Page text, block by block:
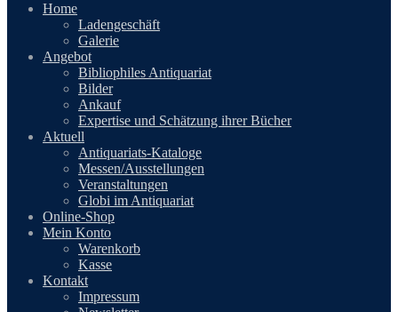
Home
Ladengeschäft
Galerie
Angebot
Bibliophiles Antiquariat
Bilder
Ankauf
Expertise und Schätzung ihrer Bücher
Aktuell
Antiquariats-Kataloge
Messen/Ausstellungen
Veranstaltungen
Globi im Antiquariat
Online-Shop
Mein Konto
Warenkorb
Kasse
Kontakt
Impressum